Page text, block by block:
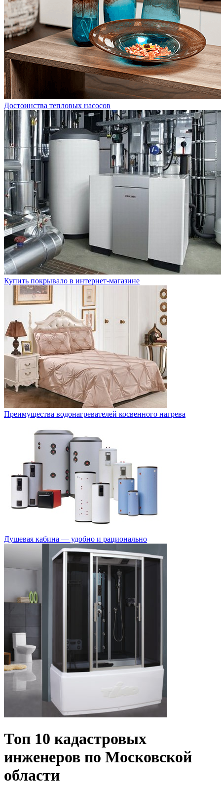
Достоинства тепловых насосов
Купить покрывало в интернет-магазине
Преимущества водонагревателей косвенного нагрева
Душевая кабина — удобно и рационально
Топ 10 кадастровых
инженеров по Московской
области